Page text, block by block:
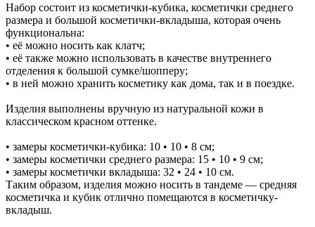
Набор состоит из косметички-кубика, косметички среднего
размера и большой косметички-вкладыша, которая очень
функциональна:
• её можно носить как клатч;
• её также можно использовать в качестве внутреннего
отделения к большой сумке/шопперу;
• в ней можно хранить косметику как дома, так и в поездке.
Изделия выполнены вручную из натуральной кожи в
классическом красном оттенке.
• замеры косметички-кубика: 10 • 10 • 8 см;
• замеры косметички среднего размера: 15 • 10 • 9 см;
• замеры косметички вкладыша: 32 • 24 • 10 см.
Таким образом, изделия можно носить в тандеме — средняя
косметичка и кубик отлично помещаются в косметичку-
вкладыш.